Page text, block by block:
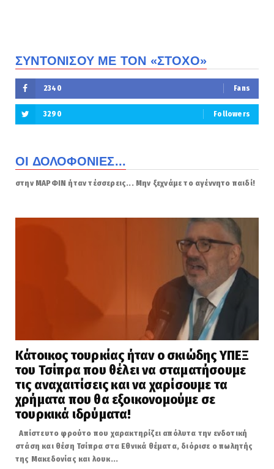
ΣΥΝΤΟΝΙΣΟΥ ΜΕ ΤΟΝ «ΣΤΟΧΟ»
2340 Fans
3290 Followers
ΟΙ ΔΟΛΟΦΟΝΙΕΣ...
στην ΜΑΡΦΙΝ ήταν τέσσερεις... Μην ξεχνάμε το αγέννητο παιδί!
Κάτοικος τουρκίας ήταν ο σκιώδης ΥΠΕΞ
του Τσίπρα που θέλει να σταματήσουμε
τις αναχαιτίσεις και να χαρίσουμε τα
χρήματα που θα εξοικονομούμε σε
τουρκικά ιδρύματα!
Απίστευτο φρούτο που χαρακτηρίζει απόλυτα την ενδοτική
στάση και θέση Τσίπρα στα Εθνικά θέματα, διόρισε ο πωλητής
της Μακεδονίας και λουκ...